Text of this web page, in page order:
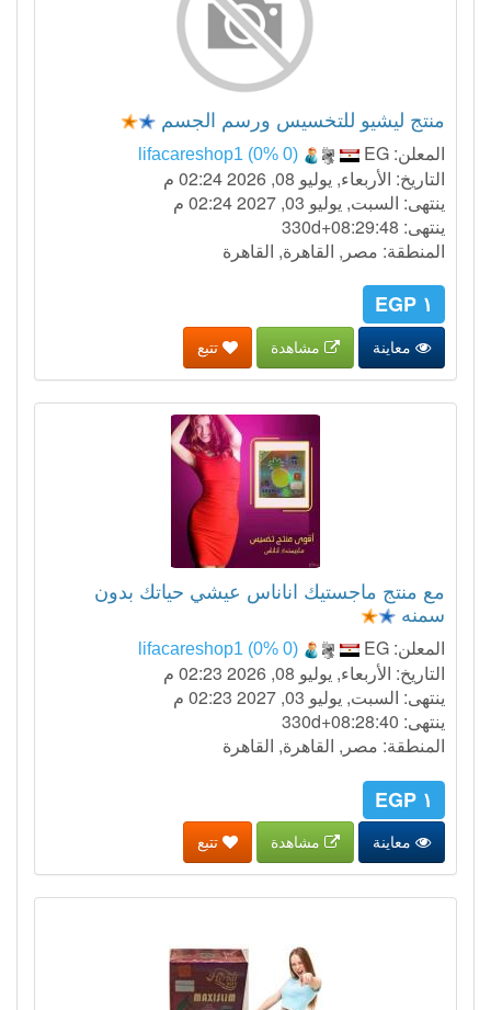
منتج ليشيو للتخسيس ورسم الجسم
المعلن: lifacareshop1 (0% 0)
EG
التاريخ: الأربعاء, يوليو 08, 2026 02:24 م
ينتهى: السبت, يوليو 03, 2027 02:24 م
ينتهى: 330d+08:29:47
المنطقة: مصر, القاهرة, القاهرة
١ EGP
معاينة مشاهدة تتبع
مع منتج ماجستيك اناناس عيشي حياتك بدون
سمنه
المعلن: lifacareshop1 (0% 0)
EG
التاريخ: الأربعاء, يوليو 08, 2026 02:23 م
ينتهى: السبت, يوليو 03, 2027 02:23 م
ينتهى: 330d+08:28:39
المنطقة: مصر, القاهرة, القاهرة
١ EGP
معاينة مشاهدة تتبع